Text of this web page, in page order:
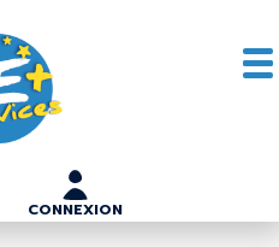
CONNEXION